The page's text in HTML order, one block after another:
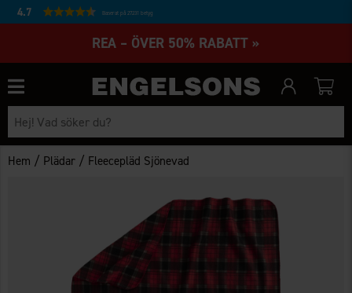
4.7 Baserat på 27231 betyg
REA – ÖVER 50% RABATT »
Hem / Plädar / Fleecepläd Sjönevad